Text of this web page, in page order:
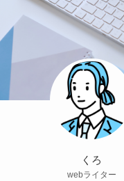
くろ
webライター